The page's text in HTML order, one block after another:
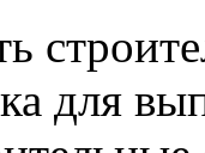
для